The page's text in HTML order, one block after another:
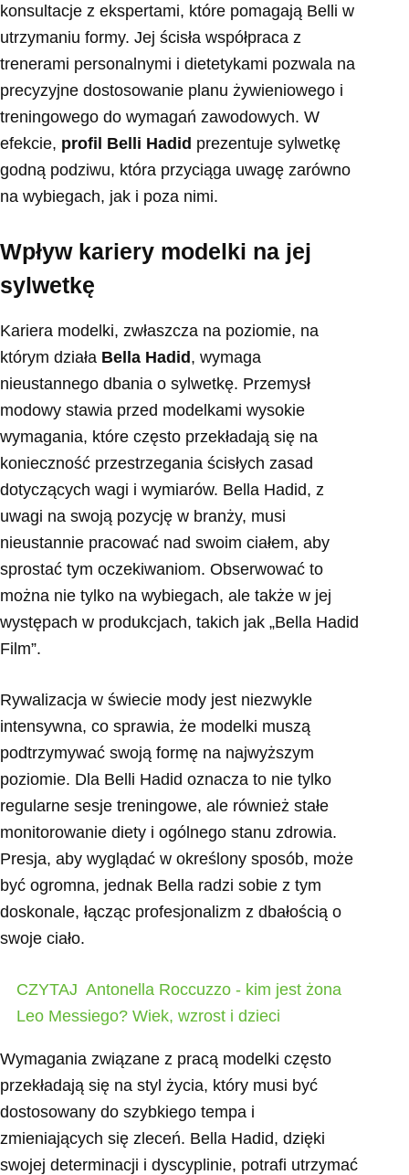
konsultacje z ekspertami, które pomagają Belli w
utrzymaniu formy. Jej ścisła współpraca z
trenerami personalnymi i dietetykami pozwala na
precyzyjne dostosowanie planu żywieniowego i
treningowego do wymagań zawodowych. W
efekcie, profil Belli Hadid prezentuje sylwetkę
godną podziwu, która przyciąga uwagę zarówno
na wybiegach, jak i poza nimi.
Wpływ kariery modelki na jej
sylwetkę
Kariera modelki, zwłaszcza na poziomie, na
którym działa Bella Hadid , wymaga
nieustannego dbania o sylwetkę. Przemysł
modowy stawia przed modelkami wysokie
wymagania, które często przekładają się na
konieczność przestrzegania ścisłych zasad
dotyczących wagi i wymiarów. Bella Hadid, z
uwagi na swoją pozycję w branży, musi
nieustannie pracować nad swoim ciałem, aby
sprostać tym oczekiwaniom. Obserwować to
można nie tylko na wybiegach, ale także w jej
występach w produkcjach, takich jak „Bella Hadid
Film”.
Rywalizacja w świecie mody jest niezwykle
intensywna, co sprawia, że modelki muszą
podtrzymywać swoją formę na najwyższym
poziomie. Dla Belli Hadid oznacza to nie tylko
regularne sesje treningowe, ale również stałe
monitorowanie diety i ogólnego stanu zdrowia.
Presja, aby wyglądać w określony sposób, może
być ogromna, jednak Bella radzi sobie z tym
doskonale, łącząc profesjonalizm z dbałością o
swoje ciało.
CZYTAJ Antonella Roccuzzo - kim jest żona
Leo Messiego? Wiek, wzrost i dzieci
Wymagania związane z pracą modelki często
przekładają się na styl życia, który musi być
dostosowany do szybkiego tempa i
zmieniających się zleceń. Bella Hadid, dzięki
swojej determinacji i dyscyplinie, potrafi utrzymać